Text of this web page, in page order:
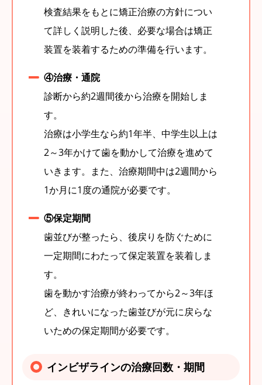
検査結果をもとに矯正治療の方針につい
て詳しく説明した後、必要な場合は矯正
装置を装着するための準備を行います。
④治療・通院
診断から約2週間後から治療を開始しま
す。
治療は小学生なら約1年半、中学生以上は
2～3年かけて歯を動かして治療を進めて
いきます。また、治療期間中は2週間から
1か月に1度の通院が必要です。
⑤保定期間
歯並びが整ったら、後戻りを防ぐために
一定期間にわたって保定装置を装着しま
す。
歯を動かす治療が終わってから2～3年ほ
ど、きれいになった歯並びが元に戻らな
いための保定期間が必要です。
インビザラインの治療回数・期間